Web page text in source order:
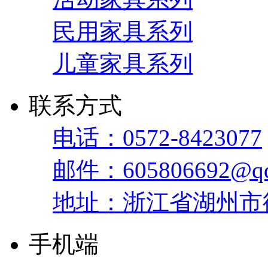
民用家具系列
儿童家具系列
联系方式
电话：0572-8423077
邮件：
地址：浙江省湖州
手机端